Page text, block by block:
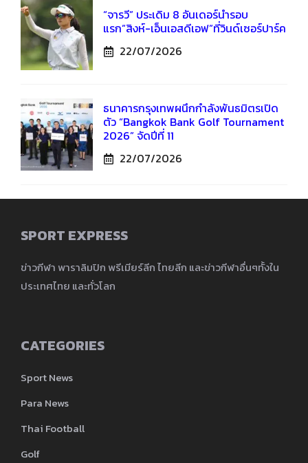
“จารวี” ประเดิม 8 อันเดอร์นำรอบ
แรก”สิงห์-เอ็นเอสดีเอฟ”ที่วินด์เซอร์ปาร์ค
22/07/2026
ธนาคารกรุงเทพผนึกกำลังพันธมิตรเปิด
ตัว “Bangkok Bank Golf Tournament
2026” จัดปีที่ 11
22/07/2026
SPORT EXPRESS
ข่าวกีฬา พาราลิมปิก พรีเมียร์ลีก ไทยลีก และข่าวกีฬาอื่นๆทั้งใน
ประเทศไทย และทั่วโลก
CATEGORIES
Sport News
Para News
Thai Football
Golf